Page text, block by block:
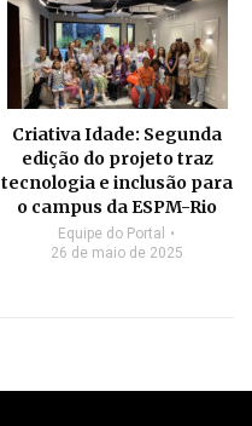
Criativa Idade: Segunda
edição do projeto traz
tecnologia e inclusão para
o campus da ESPM-Rio
Equipe do Portal
26 de maio de 2025